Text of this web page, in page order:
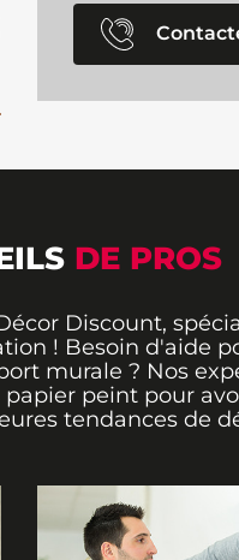
DE PROS
Discount,
! Besoin d'aide
murale ? Nos
peint pour
tendances de